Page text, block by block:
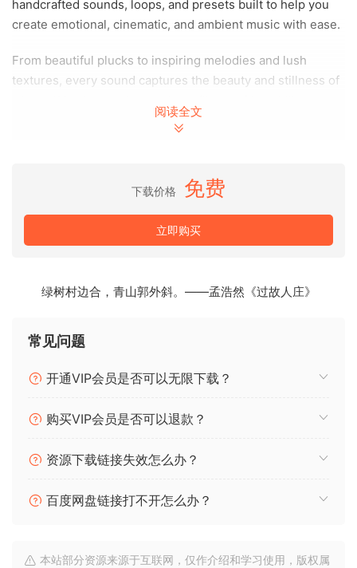
handcrafted sounds, loops, and presets built to help you
create emotional, cinematic, and ambient music with ease.
From beautiful plucks to inspiring melodies and lush
textures, every sound captures the beauty and stillness of
atmospheres, or producing ambient electronic music, this
Full Bundle Includes：
•30 One-Shots
•10 Foley Textures
阅读全文
下载价格 免费
立即购买
绿树村边合，青山郭外斜。——孟浩然《过故人庄》
常见问题
开通VIP会员是否可以无限下载？
购买VIP会员是否可以退款？
资源下载链接失效怎么办？
百度网盘链接打不开怎么办？
本站部分资源来源于互联网，仅作介绍和学习使用，版权属